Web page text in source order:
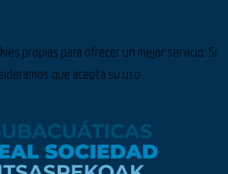
propias para ofrecer un mejor servicio. Si
que acepta su uso.